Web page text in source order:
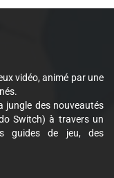
vidéo, animé par une
jungle des nouveautés
Switch) à travers un
guides de jeu, des